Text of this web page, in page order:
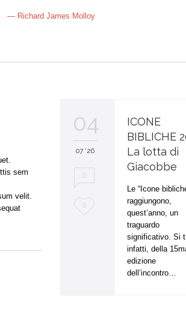
— Richard James Molloy
sem
velit.
04
07 '26
0
L
0
ICONE
BIBLICHE
La lotta di
Giacobbe
Le “Icone
raggiungono,
quest’anno, un
traguardo
significativo. Si
infatti, della
edizione
dell’incontro…